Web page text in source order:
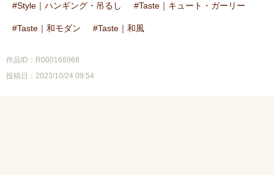
Style｜ハンギング・吊るし Taste｜キュート・ガーリー
Taste｜和モダン Taste｜和風
作品ID：R000166968
投稿日：2023/10/24 09:54